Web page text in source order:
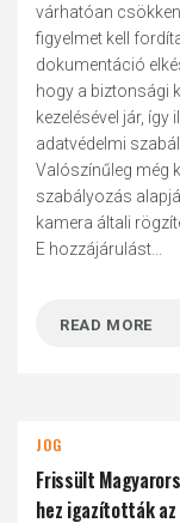
várhatóan
figyelmet kell
dokumentáció
hogy a biztonsági
kezelésével jár, így
adatvédelmi
Valószínűleg még
szabályozás
kamera általi
E hozzájárulást...
READ MORE
JOG
Frissült
hez igazították